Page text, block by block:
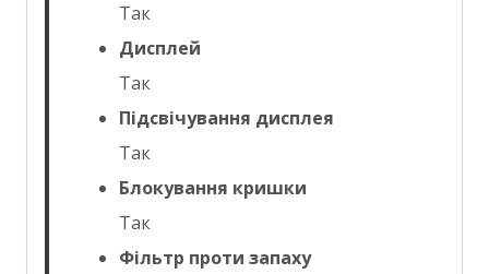
Так
Дисплей
Так
Підсвічування дисплея
Так
Блокування кришки
Так
Фільтр проти запаху